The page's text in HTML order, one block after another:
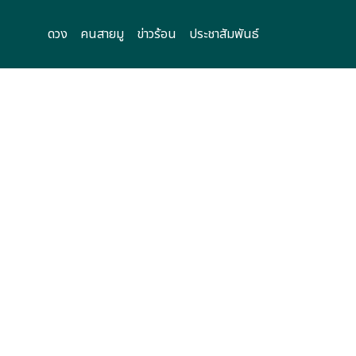
ดวง คนสายมู ข่าวร้อน ประชาสัมพันธ์